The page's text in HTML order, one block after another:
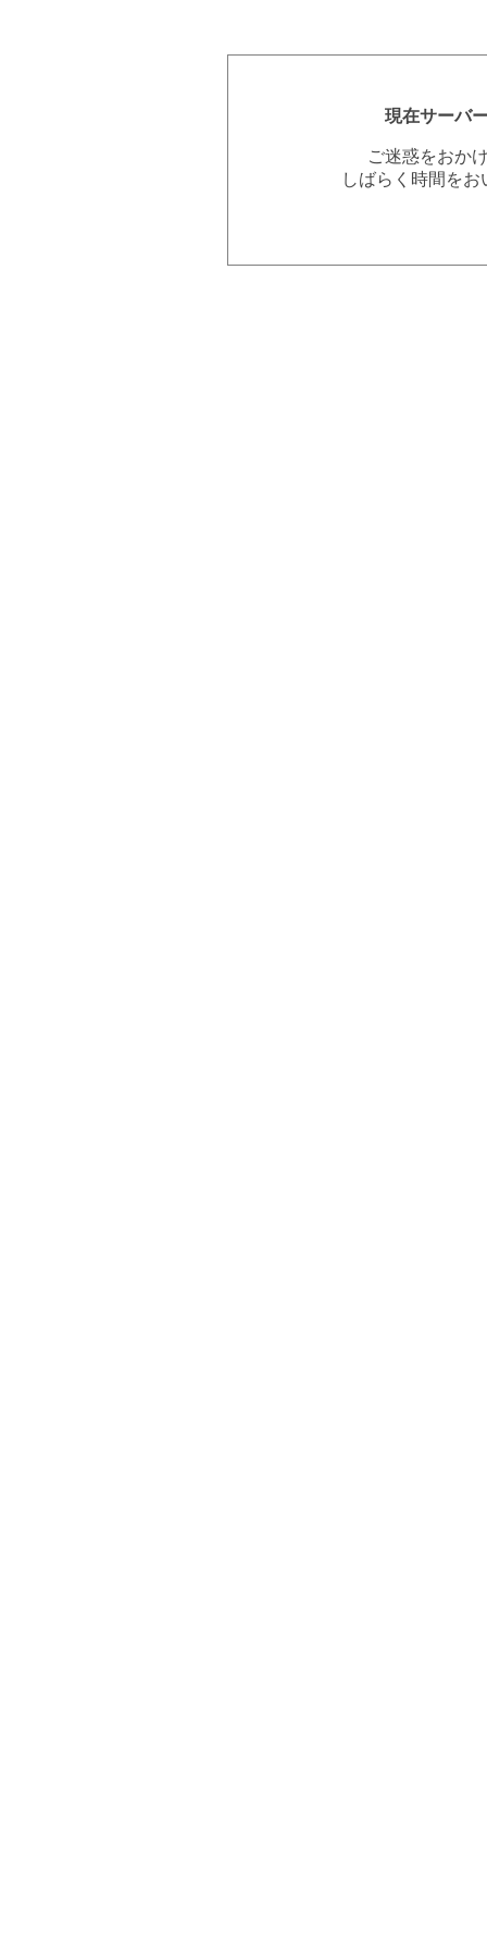
現在サーバ
ご迷惑をおか
しばらく時間を